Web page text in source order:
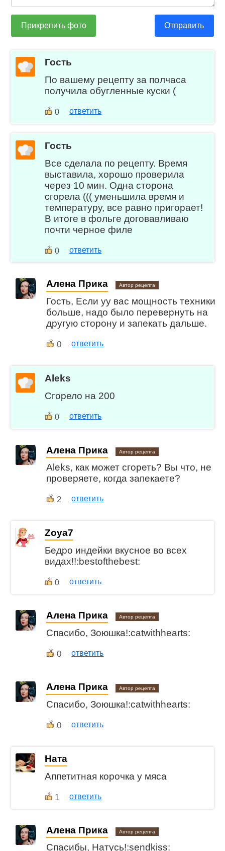
Прикрепить фото Отправить
Гость
По вашему рецепту за полчаса
получила обугленные куски (
0 ответить
Гость
Все сделала по рецепту. Время
выставила, хорошо проверила
через 10 мин. Одна сторона
сгорела ((( уменьшила время и
температуру, все равно пригорает!
В итоге в фольге договавливаю
почти черное филе
0 ответить
Алена Прика Автор рецепта
Гость, Если уу вас мощность техники
больше, надо было перевернуть на
другую сторону и запекать дальше.
0 ответить
Aleks
Сгорело на 200
0 ответить
Алена Прика Автор рецепта
Aleks, как может сгореть? Вы что, не
проверяете, когда запекаете?
2 ответить
Zoya7
Бедро индейки вкусное во всех
видах!!:bestofthebest:
0 ответить
Алена Прика Автор рецепта
Спасибо, Зоюшка!:catwithhearts:
0 ответить
Алена Прика Автор рецепта
Спасибо, Зоюшка!:catwithhearts:
0 ответить
Ната
Аппетитная корочка у мяса
1 ответить
Алена Прика Автор рецепта
Спасибы, Натусь!:sendkiss: